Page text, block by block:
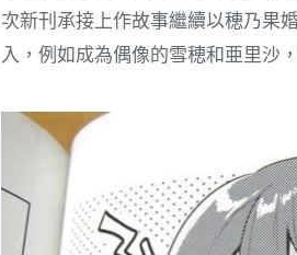
次新刊承接上作故事繼續以穂乃果
入，例如成為偶像的雪穂和亜里沙